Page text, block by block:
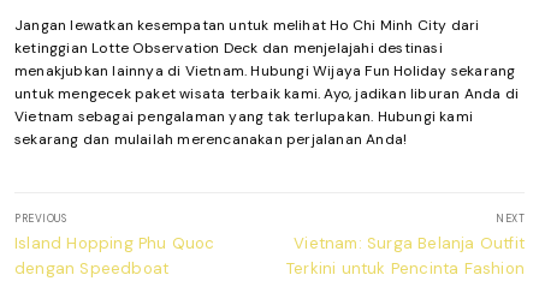
Jangan lewatkan kesempatan untuk melihat Ho Chi Minh City dari
ketinggian Lotte Observation Deck dan menjelajahi destinasi
menakjubkan lainnya di Vietnam. Hubungi Wijaya Fun Holiday sekarang
untuk mengecek paket wisata terbaik kami. Ayo, jadikan liburan Anda di
Vietnam sebagai pengalaman yang tak terlupakan. Hubungi kami
sekarang dan mulailah merencanakan perjalanan Anda!
navigation
PREVIOUS
Previous
post:
Island Hopping Phu Quoc
dengan Speedboat
NEXT
Next
post:
Vietnam: Surga Belanja Outfit
Terkini untuk Pencinta Fashion